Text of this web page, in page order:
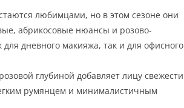
любимцами, но в этом сезоне они
абрикосовые нюансы и розово-
дневного макияжа, так и для офисного
глубиной добавляет лицу свежести
румянцем и минималистичным